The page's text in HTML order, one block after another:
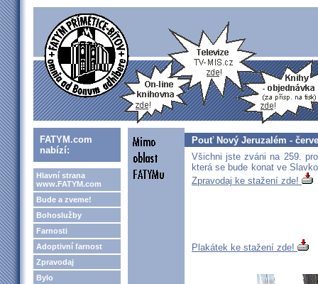
FATYM.com
nabízí:
Hlavní strana
www.FATYM.com
Bude a zveme!
Bohoslužby
Farnosti
Adoptivní farnost
Zpravodaj
Bylo
Pouť Nový Jeruzalém -
Všichni jste zváni na 259.
která se bude konat ve
Zpravodaj ke stažení zde!
Plakátek ke stažení zde!